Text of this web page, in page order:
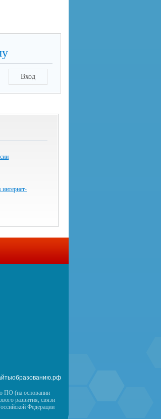
Вход
ПО (на основании
развития, связи
Федерации